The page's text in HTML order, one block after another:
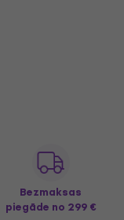
Bezmaksas
piegāde no 299 €